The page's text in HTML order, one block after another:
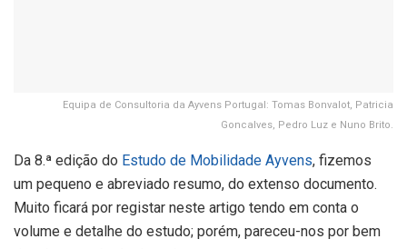
Equipa de Consultoria da Ayvens Portugal: Tomas Bonvalot, Patricia
Goncalves, Pedro Luz e Nuno Brito.
Da 8.ª edição do Estudo de Mobilidade Ayvens, fizemos
um pequeno e abreviado resumo, do extenso documento.
Muito ficará por registar neste artigo tendo em conta o
volume e detalhe do estudo; porém, pareceu-nos por bem